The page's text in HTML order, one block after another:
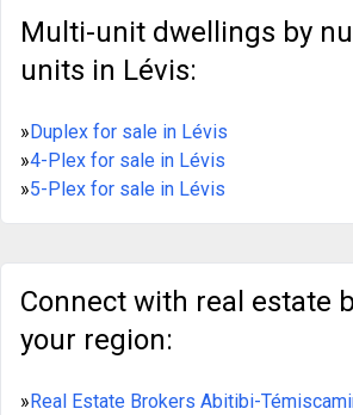
Multi-unit dwellings by
units in Lévis:
» Duplex for sale in Lévis
»4-Plex for sale in Lévis
»5-Plex for sale in Lévis
Connect with real estate
your region:
» Real Estate Brokers Abitibi-